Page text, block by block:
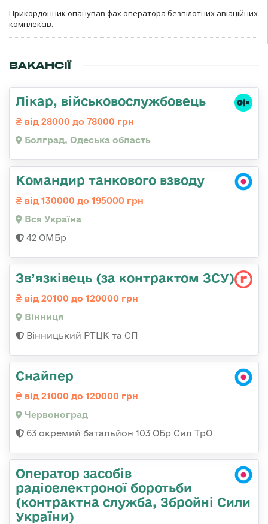
Прикордонник опанував фах оператора безпілотних авіаційних
комплексів.
ВАКАНСІЇ
Лікар, військовослужбовець
від 28000 до 78000 грн
Болград, Одеська область
Командир танкового взводу
від 130000 до 195000 грн
Вся Україна
42 ОМБр
Зв’язківець (за контрактом ЗСУ)
від 20100 до 120000 грн
Вінниця
Вінницький РТЦК та СП
Снайпер
від 21000 до 120000 грн
Червоноград
63 окремий батальйон 103 ОБр Сил ТрО
Оператор засобів
радіоелектроної боротьби
(контрактна служба, Збройні Сили
України)